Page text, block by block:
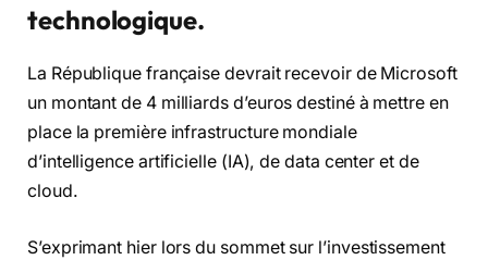
technologique.
La République française devrait recevoir de Microsoft
un montant de 4 milliards d’euros destiné à mettre en
place la première infrastructure mondiale
d’intelligence artificielle (IA), de data center et de
cloud.
S’exprimant hier lors du sommet sur l’investissement